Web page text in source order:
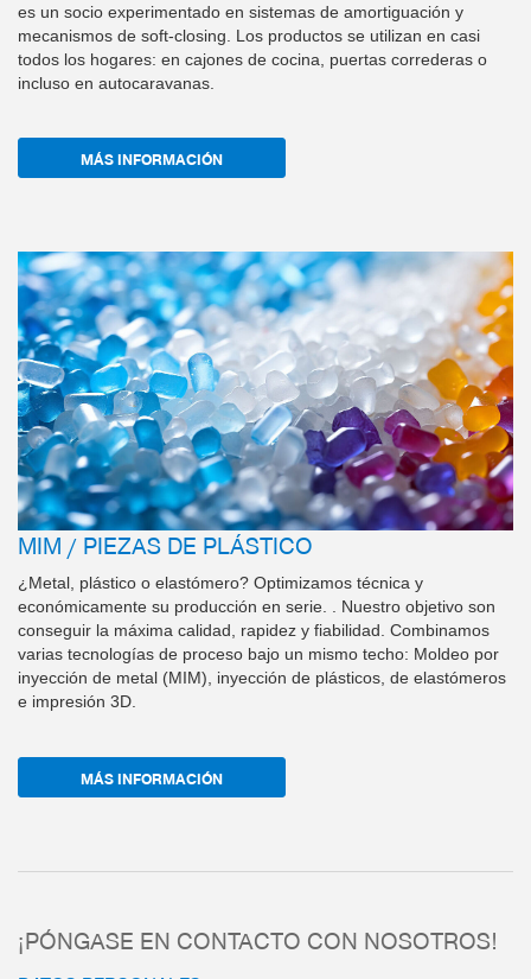
es un socio experimentado en sistemas de amortiguación y
mecanismos de soft-closing. Los productos se utilizan en casi
todos los hogares: en cajones de cocina, puertas correderas o
incluso en autocaravanas.
MÁS INFORMACIÓN
MIM / PIEZAS DE PLÁSTICO
¿Metal, plástico o elastómero? Optimizamos técnica y
económicamente su producción en serie. . Nuestro objetivo son
conseguir la máxima calidad, rapidez y fiabilidad. Combinamos
varias tecnologías de proceso bajo un mismo techo: Moldeo por
inyección de metal (MIM), inyección de plásticos, de elastómeros
e impresión 3D.
MÁS INFORMACIÓN
¡PÓNGASE EN CONTACTO CON NOSOTROS!